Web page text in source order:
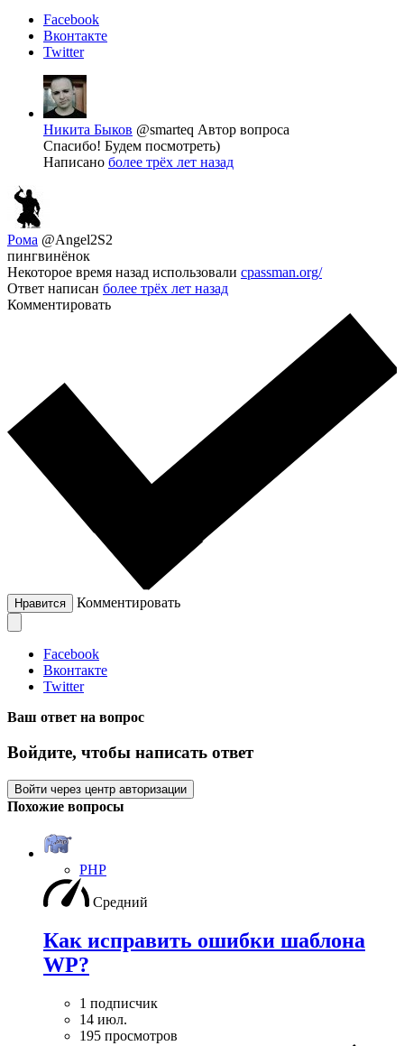
Facebook
Вконтакте
Twitter
Никита Быков @smarteq Автор вопроса
Спасибо! Будем посмотреть)
Написано более трёх лет назад
Рома @Angel2S2
пингвинёнок
Некоторое время назад использовали cpassman.org/
Ответ написан более трёх лет назад
Комментировать
Нравится Комментировать
Facebook
Вконтакте
Twitter
Ваш ответ на вопрос
Войдите, чтобы написать ответ
Войти через центр авторизации
Похожие вопросы
PHP
Средний
Как исправить ошибки шаблона
WP?
1 подписчик
14 июл.
195 просмотров